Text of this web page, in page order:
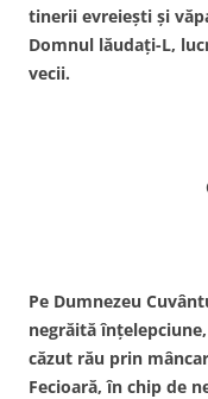
tinerii evreieşti şi
Domnul lăudaţi-L,
vecii.
Pe Dumnezeu
negrăită
căzut rău prin
Fecioară, în chip de